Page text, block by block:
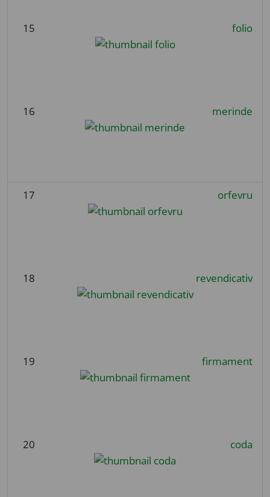
15 folio
16 merinde
17 orfevru
18 revendicativ
19 firmament
20 coda